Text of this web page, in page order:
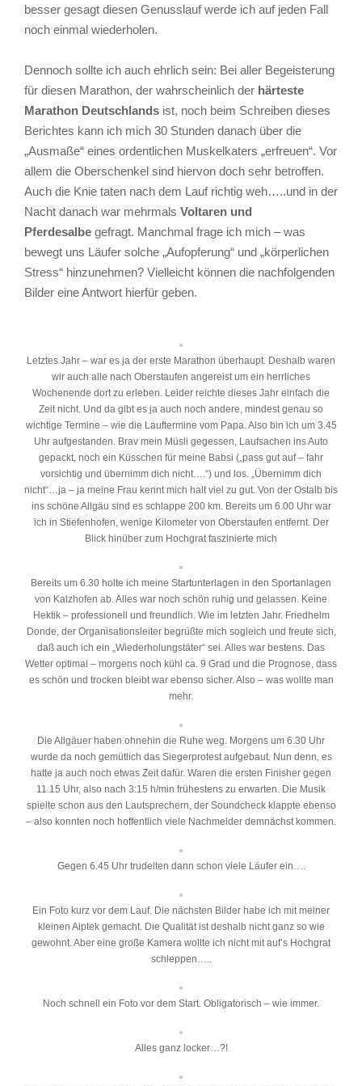
besser gesagt diesen Genusslauf werde ich auf jeden Fall
noch einmal wiederholen.
Dennoch sollte ich auch ehrlich sein: Bei aller Begeisterung
für diesen Marathon, der wahrscheinlich der härteste
Marathon Deutschlands ist, noch beim Schreiben dieses
Berichtes kann ich mich 30 Stunden danach über die
„Ausmaße“ eines ordentlichen Muskelkaters „erfreuen“. Vor
allem die Oberschenkel sind hiervon doch sehr betroffen.
Auch die Knie taten nach dem Lauf richtig weh…..und in der
Nacht danach war mehrmals Voltaren und
Pferdesalbe gefragt. Manchmal frage ich mich – was
bewegt uns Läufer solche „Aufopferung“ und „körperlichen
Stress“ hinzunehmen? Vielleicht können die nachfolgenden
Bilder eine Antwort hierfür geben.
Letztes Jahr – war es ja der erste Marathon überhaupt. Deshalb waren
wir auch alle nach Oberstaufen angereist um ein herrliches
Wochenende dort zu erleben. Leider reichte dieses Jahr einfach die
Zeit nicht. Und da gibt es ja auch noch andere, mindest genau so
wichtige Termine – wie die Lauftermine vom Papa. Also bin ich um 3.45
Uhr aufgestanden. Brav mein Müsli gegessen, Laufsachen ins Auto
gepackt, noch ein Küsschen für meine Babsi („pass gut auf – fahr
vorsichtig und übernimm dich nicht….“) und los. „Übernimm dich
nicht“…ja – ja meine Frau kennt mich halt viel zu gut. Von der Ostalb bis
ins schöne Allgäu sind es schlappe 200 km. Bereits um 6.00 Uhr war
ich in Stiefenhofen, wenige Kilometer von Oberstaufen entfernt. Der
Blick hinüber zum Hochgrat faszinierte mich
Bereits um 6.30 holte ich meine Startunterlagen in den Sportanlagen
von Kalzhofen ab. Alles war noch schön ruhig und gelassen. Keine
Hektik – professionell und freundlich. Wie im letzten Jahr. Friedhelm
Donde, der Organisationsleiter begrüßte mich sogleich und freute sich,
daß auch ich ein „Wiederholungstäter“ sei. Alles war bestens. Das
Wetter optimal – morgens noch kühl ca. 9 Grad und die Prognose, dass
es schön und trocken bleibt war ebenso sicher. Also – was wollte man
mehr.
Die Allgäuer haben ohnehin die Ruhe weg. Morgens um 6.30 Uhr
wurde da noch gemütlich das Siegerprotest aufgebaut. Nun denn, es
hatte ja auch noch etwas Zeit dafür. Waren die ersten Finisher gegen
11.15 Uhr, also nach 3:15 h/min frühestens zu erwarten. Die Musik
spielte schon aus den Lautsprechern, der Soundcheck klappte ebenso
– also konnten noch hoffentlich viele Nachmelder demnächst kommen.
Gegen 6.45 Uhr trudelten dann schon viele Läufer ein….
Ein Foto kurz vor dem Lauf. Die nächsten Bilder habe ich mit meiner
kleinen Aiptek gemacht. Die Qualität ist deshalb nicht ganz so wie
gewohnt. Aber eine große Kamera wollte ich nicht mit auf’s Hochgrat
schleppen…..
Noch schnell ein Foto vor dem Start. Obligatorisch – wie immer.
Alles ganz locker…?!